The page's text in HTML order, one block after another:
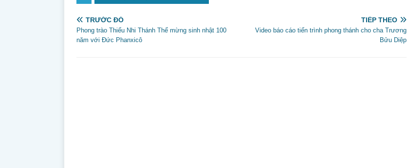
TRƯỚC ĐÓ
Phong trào Thiếu Nhi Thánh Thể mừng sinh nhật 100
năm với Đức Phanxicô
TIẾP THEO
Video báo cáo tiến trình phong thánh cho cha Trương
Bửu Diệp